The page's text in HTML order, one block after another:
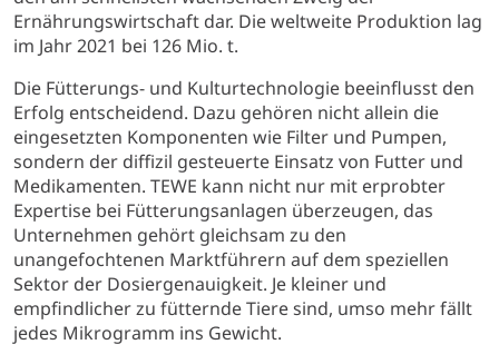
Ernährungswirtschaft dar. Die weltweite Produktion lag
im Jahr 2021 bei 126 Mio. t.
Die Fütterungs- und Kulturtechnologie beeinflusst den
Erfolg entscheidend. Dazu gehören nicht allein die
eingesetzten Komponenten wie Filter und Pumpen,
sondern der diffizil gesteuerte Einsatz von Futter und
Medikamenten. TEWE kann nicht nur mit erprobter
Expertise bei Fütterungsanlagen überzeugen, das
Unternehmen gehört gleichsam zu den
unangefochtenen Marktführern auf dem speziellen
Sektor der Dosiergenauigkeit. Je kleiner und
empfindlicher zu fütternde Tiere sind, umso mehr fällt
jedes Mikrogramm ins Gewicht.